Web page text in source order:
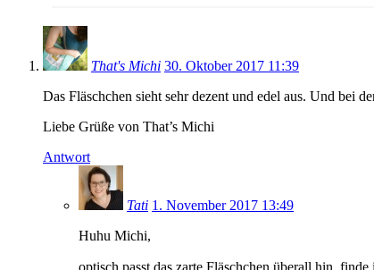
That's Michi 30. Oktober 2017 11:39
Das Fläschchen sieht sehr dezent und edel aus. Und bei
Liebe Grüße von That’s Michi
Antwort
Tati 1. November 2017 13:49
Huhu Michi,